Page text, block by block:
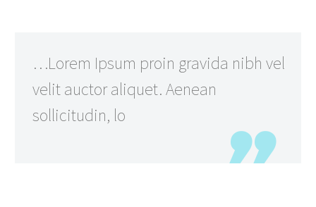
…Lorem Ipsum proin gravida nibh vel
velit auctor aliquet. Aenean
sollicitudin, lo